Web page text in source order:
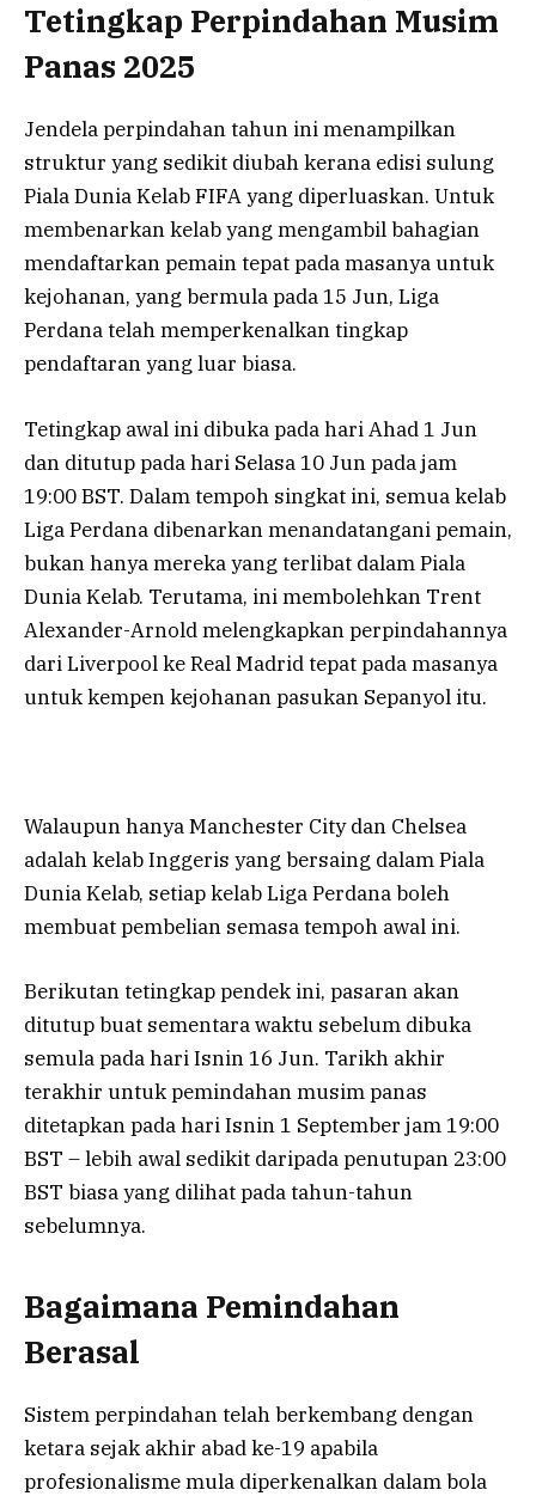
Tetingkap Perpindahan Musim
Panas 2025
Jendela perpindahan tahun ini menampilkan
struktur yang sedikit diubah kerana edisi sulung
Piala Dunia Kelab FIFA yang diperluaskan. Untuk
membenarkan kelab yang mengambil bahagian
mendaftarkan pemain tepat pada masanya untuk
kejohanan, yang bermula pada 15 Jun, Liga
Perdana telah memperkenalkan tingkap
pendaftaran yang luar biasa.
Tetingkap awal ini dibuka pada hari Ahad 1 Jun
dan ditutup pada hari Selasa 10 Jun pada jam
19:00 BST. Dalam tempoh singkat ini, semua kelab
Liga Perdana dibenarkan menandatangani pemain,
bukan hanya mereka yang terlibat dalam Piala
Dunia Kelab. Terutama, ini membolehkan Trent
Alexander-Arnold melengkapkan perpindahannya
dari Liverpool ke Real Madrid tepat pada masanya
untuk kempen kejohanan pasukan Sepanyol itu.
Walaupun hanya Manchester City dan Chelsea
adalah kelab Inggeris yang bersaing dalam Piala
Dunia Kelab, setiap kelab Liga Perdana boleh
membuat pembelian semasa tempoh awal ini.
Berikutan tetingkap pendek ini, pasaran akan
ditutup buat sementara waktu sebelum dibuka
semula pada hari Isnin 16 Jun. Tarikh akhir
terakhir untuk pemindahan musim panas
ditetapkan pada hari Isnin 1 September jam 19:00
BST – lebih awal sedikit daripada penutupan 23:00
BST biasa yang dilihat pada tahun-tahun
sebelumnya.
Bagaimana Pemindahan
Berasal
Sistem perpindahan telah berkembang dengan
ketara sejak akhir abad ke-19 apabila
profesionalisme mula diperkenalkan dalam bola